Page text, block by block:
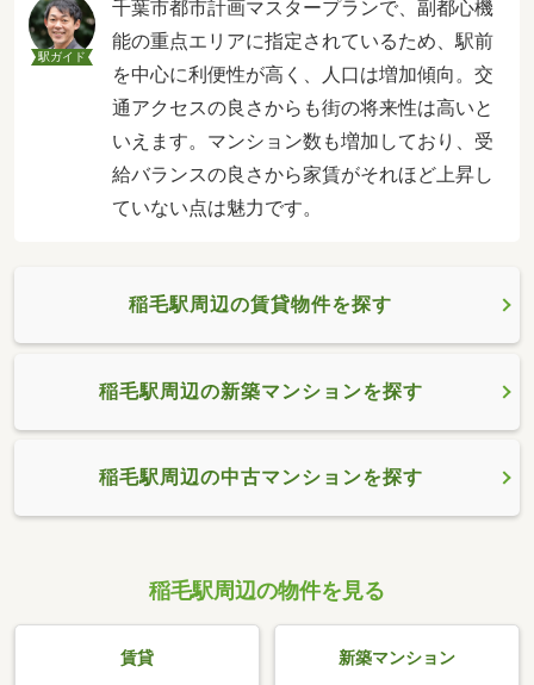
駅ガイド
千葉市都市計画マスタープランで、副都心機
能の重点エリアに指定されているため、駅前
を中心に利便性が高く、人口は増加傾向。交
通アクセスの良さからも街の将来性は高いと
いえます。マンション数も増加しており、受
給バランスの良さから家賃がそれほど上昇し
ていない点は魅力です。
稲毛駅周辺の賃貸物件を探す
稲毛駅周辺の新築マンションを探す
稲毛駅周辺の中古マンションを探す
稲毛駅周辺の物件を見る
賃貸 新築マンション